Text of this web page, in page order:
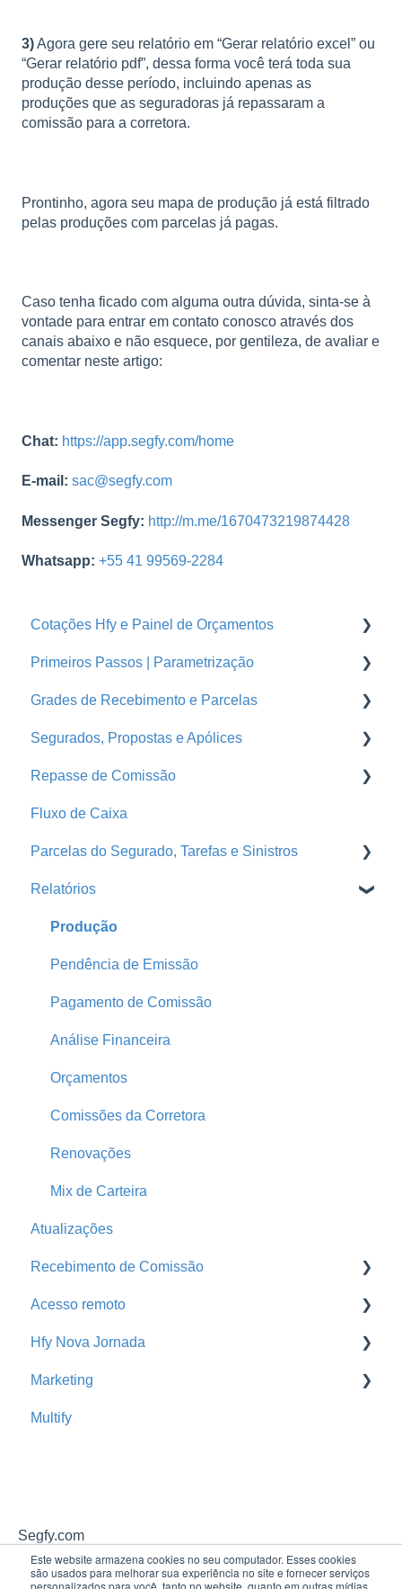
Este website armazena cookies no seu computador. Esses cookies
são usados ​​para melhorar sua experiência no site e fornecer serviços
personalizados para você, tanto no website, quanto em outras mídias.
3)Agora gere seu relatório em “Gerar relatório excel” ou
“Gerar relatório pdf”, dessa forma você terá toda sua
produção desse período, incluindo apenas as
produções que as seguradoras já repassaram a
comissão para a corretora.
Prontinho, agora seu mapa de produção já está filtrado
pelas produções com parcelas já pagas.
Caso tenha ficado com alguma outra dúvida, sinta-se à
vontade para entrar em contato conosco através dos
canais abaixo e não esquece, por gentileza, de avaliar e
comentar neste artigo:
Chat: https://app.segfy.com/home
E-mail: sac@segfy.com
Messenger Segfy: http://m.me/1670473219874428
Whatsapp: +55 41 99569-2284
Cotações Hfy e Painel de Orçamentos
Orçamentos
Cotações Hfy
Logins Seguradoras
Primeiros Passos | Parametrização
Usuários
Corretoras
Ramos
Seguradoras
Treinamentos
Conta Segfy
Página Pública
Parametrização
Produtores
Home
Print
Grades de Recebimento e Parcelas
Parcelas
Grades de Recebimento
Segurados, Propostas e Apólices
Endossos
Propostas e Apólices
Portal da Seguradora
Segurados
Automações
Repasse de Comissão
Grade de Pagamento - Repasse
Repasse
Faturas
Fluxo de Caixa
Parcelas do Segurado, Tarefas e Sinistros
E-mail Marketing
Tarefas
Comunicador da Corretora
Parcelas do Segurado
Sinistros
Parcelas Atrasadas
Relatórios
Produção
Pendência de Emissão
Pagamento de Comissão
Análise Financeira
Orçamentos
Comissões da Corretora
Renovações
Mix de Carteira
Atualizações
Recebimento de Comissão
Baixa de Comissão
Portal da Seguradora
Busca de Extratos
Acesso remoto
Acesso remoto
Hfy Nova Jornada
Cross Sell Rede de Parceiros
Hfy Nova Jornada
Marketing
Promoção
Multify
Segfy.com